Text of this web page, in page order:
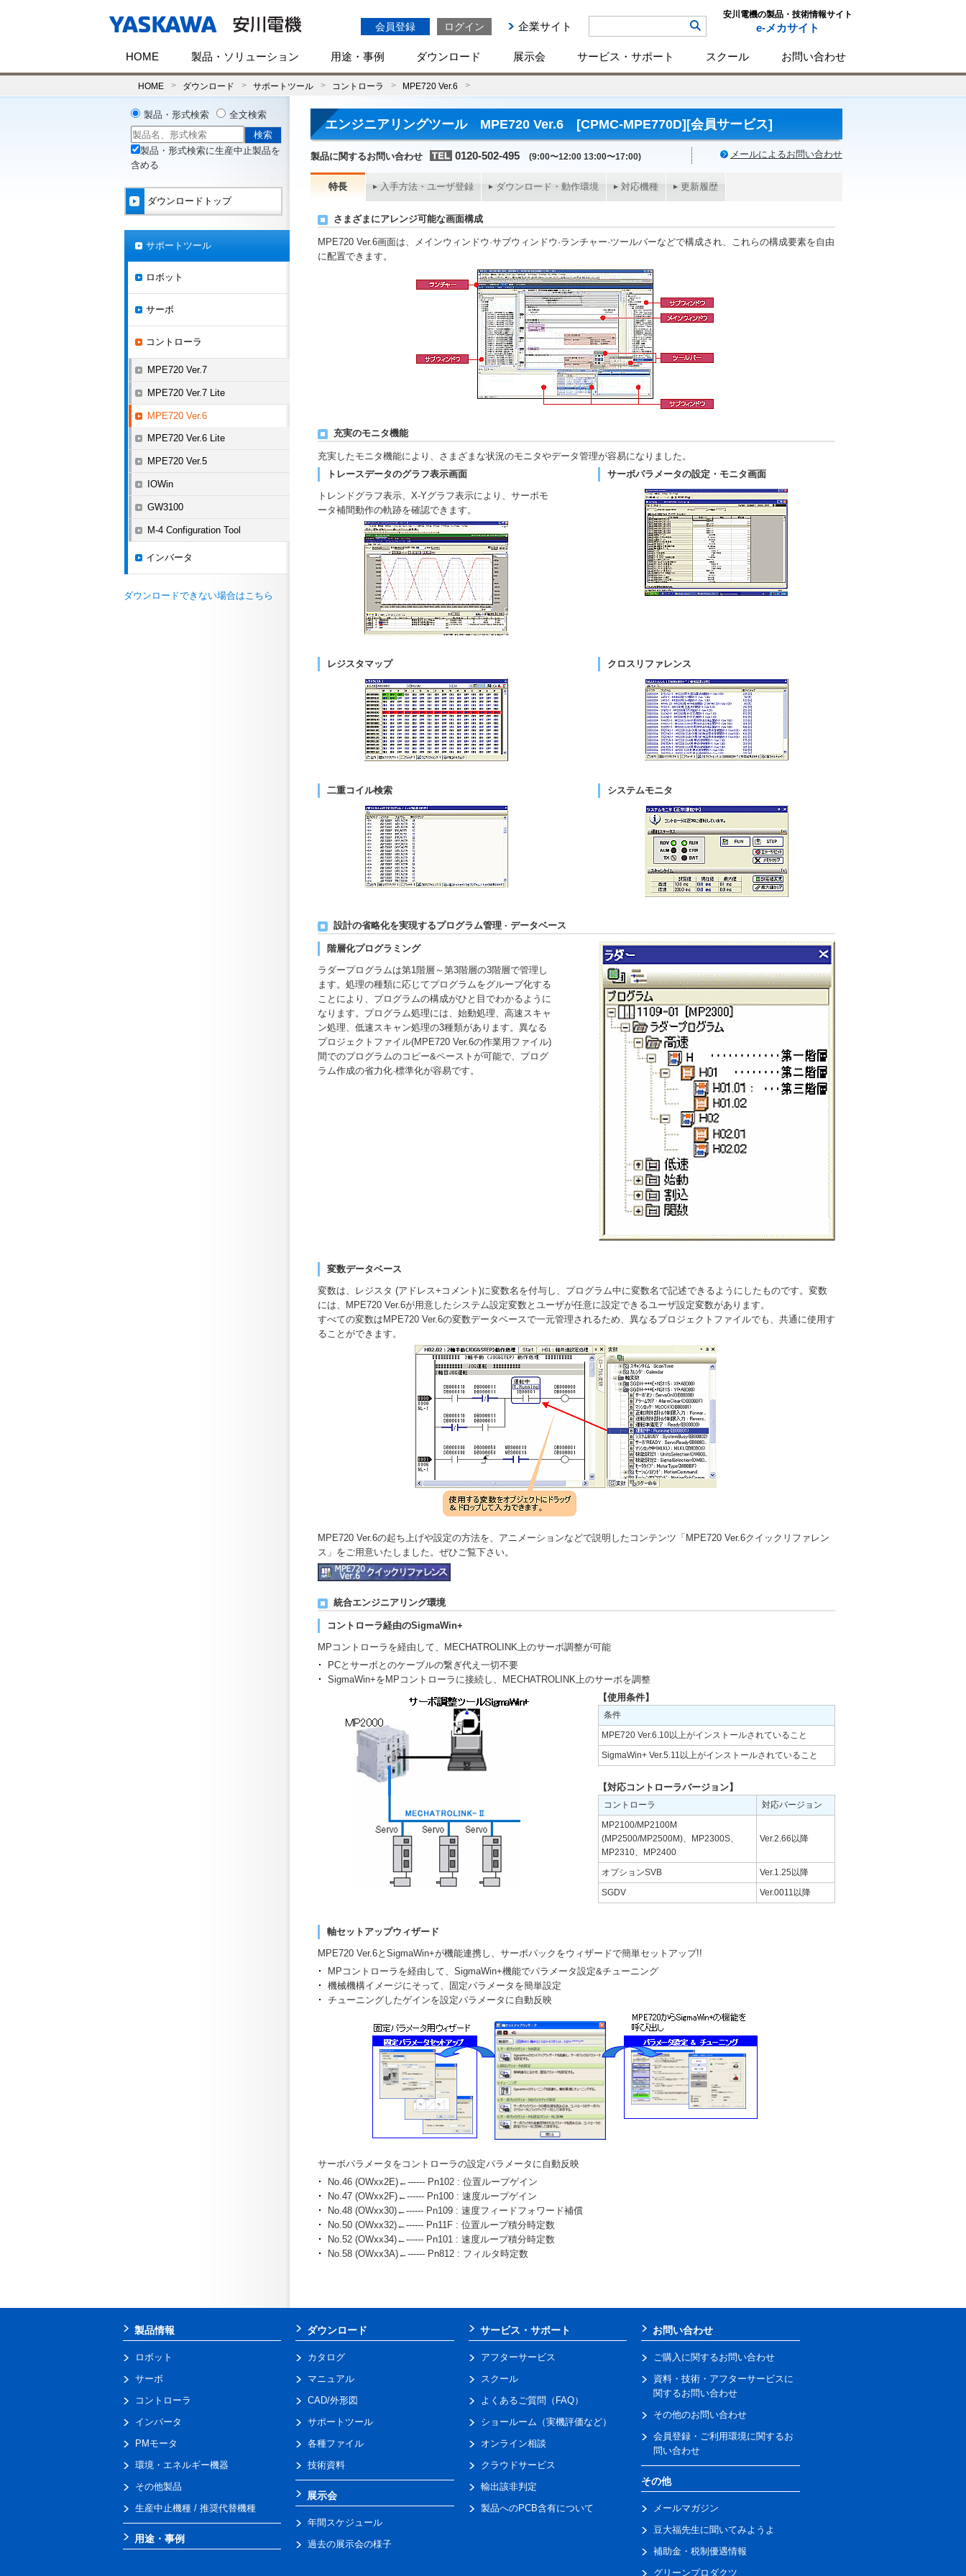
会員登録 ログイン 企業サイト
安川電機の製品・技術情報サイト
e-メカサイト
HOME 製品・ソリューション 用途・事例 ダウンロード 展示会 サービス・サポート スクール お問い合わせ
HOME ダウンロード サポートツール コントローラ MPE720 Ver.6
エンジニアリングツール MPE720 Ver.6 [CPMC-MPE770D][会員サービス]
製品に関するお問い合わせ 0120-502-495 (9:00〜12:00 13:00〜17:00) メールによるお問い合わせ
特長 入手方法・ユーザ登録 ダウンロード・動作環境 対応機種 更新履歴
さまざまにアレンジ可能な画面構成
MPE720 Ver.6画面は、メインウィンドウ·サブウィンドウ·ランチャー·ツールバーなどで構成され、これらの構成要素を自由
に配置できます。
充実のモニタ機能
充実したモニタ機能により、さまざまな状況のモニタやデータ管理が容易になりました。
トレースデータのグラフ表示画面
トレンドグラフ表示、X-Yグラフ表示により、サーボモ
ータ補間動作の軌跡を確認できます。
サーボパラメータの設定・モニタ画面
レジスタマップ クロスリファレンス
二重コイル検索 システムモニタ
設計の省略化を実現するプログラム管理 · データベース
階層化プログラミング
ラダープログラムは第1階層～第3階層の3階層で管理し
ます。処理の種類に応じてプログラムをグループ化する
ことにより、プログラムの構成がひと目でわかるように
なります。プログラム処理には、始動処理、高速スキャ
ン処理、低速スキャン処理の3種類があります。異なる
プロジェクトファイル(MPE720 Ver.6の作業用ファイル)
間でのプログラムのコピー&ペーストが可能で、プログ
ラム作成の省力化·標準化が容易です。
変数データベース
変数は、レジスタ (アドレス+コメント)に変数名を付与し、プログラム中に変数名で記述できるようにしたものです。変数
には、MPE720 Ver.6が用意したシステム設定変数とユーザが任意に設定できるユーザ設定変数があります。
すべての変数はMPE720 Ver.6の変数データベースで一元管理されるため、異なるプロジェクトファイルでも、共通に使用す
ることができます。
MPE720 Ver.6の起ち上げや設定の方法を、アニメーションなどで説明したコンテンツ「MPE720 Ver.6クイックリファレン
ス」をご用意いたしました。ぜひご覧下さい。
統合エンジニアリング環境
コントローラ経由のSigmaWin+
MPコントローラを経由して、MECHATROLINK上のサーボ調整が可能
PCとサーボとのケーブルの繋ぎ代え一切不要
SigmaWin+をMPコントローラに接続し、MECHATROLINK上のサーボを調整
【使用条件】
条件
MPE720 Ver.6.10以上がインストールされていること
SigmaWin+ Ver.5.11以上がインストールされていること
【対応コントローラバージョン】
コントローラ
対応バージョン
MP2100/MP2100M
(MP2500/MP2500M)、MP2300S、
MP2310、MP2400
Ver.2.66以降
オプションSVB
Ver.1.25以降
SGDV
Ver.0011以降
軸セットアップウィザード
MPE720 Ver.6とSigmaWin+が機能連携し、サーボパックをウィザードで簡単セットアップ!!
MPコントローラを経由して、SigmaWin+機能でパラメータ設定&チューニング
機械機構イメージにそって、固定パラメータを簡単設定
チューニングしたゲインを設定パラメータに自動反映
サーボパラメータをコントローラの設定パラメータに自動反映
No.46 (OWxx2E)←------ Pn102 : 位置ループゲイン
No.47 (OWxx2F)←------ Pn100 : 速度ループゲイン
No.48 (OWxx30)←------ Pn109 : 速度フィードフォワード補償
No.50 (OWxx32)←------ Pn11F : 位置ループ積分時定数
No.52 (OWxx34)←------ Pn101 : 速度ループ積分時定数
No.58 (OWxx3A)←------ Pn812 : フィルタ時定数
製品・形式検索 全文検索
製品・形式検索に生産中止製品を
含める
ダウンロードトップ
サポートツール
ロボット
サーボ
コントローラ
MPE720 Ver.7
MPE720 Ver.7 Lite
MPE720 Ver.6
MPE720 Ver.6 Lite
MPE720 Ver.5
IOWin
GW3100
M-4 Configuration Tool
インバータ
ダウンロードできない場合はこちら
製品情報
ロボット
サーボ
コントローラ
インバータ
PMモータ
環境・エネルギー機器
その他製品
生産中止機種 / 推奨代替機種
用途・事例
ダウンロード
カタログ
マニュアル
CAD/外形図
サポートツール
各種ファイル
技術資料
展示会
年間スケジュール
過去の展示会の様子
サービス・サポート
アフターサービス
スクール
よくあるご質問（FAQ）
ショールーム（実機評価など）
オンライン相談
クラウドサービス
輸出該非判定
製品へのPCB含有について
お問い合わせ
ご購入に関するお問い合わせ
資料・技術・アフターサービスに
関するお問い合わせ
その他のお問い合わせ
会員登録・ご利用環境に関するお
問い合わせ
その他
メールマガジン
豆大福先生に聞いてみようよ
補助金・税制優遇情報
グリーンプロダクツ